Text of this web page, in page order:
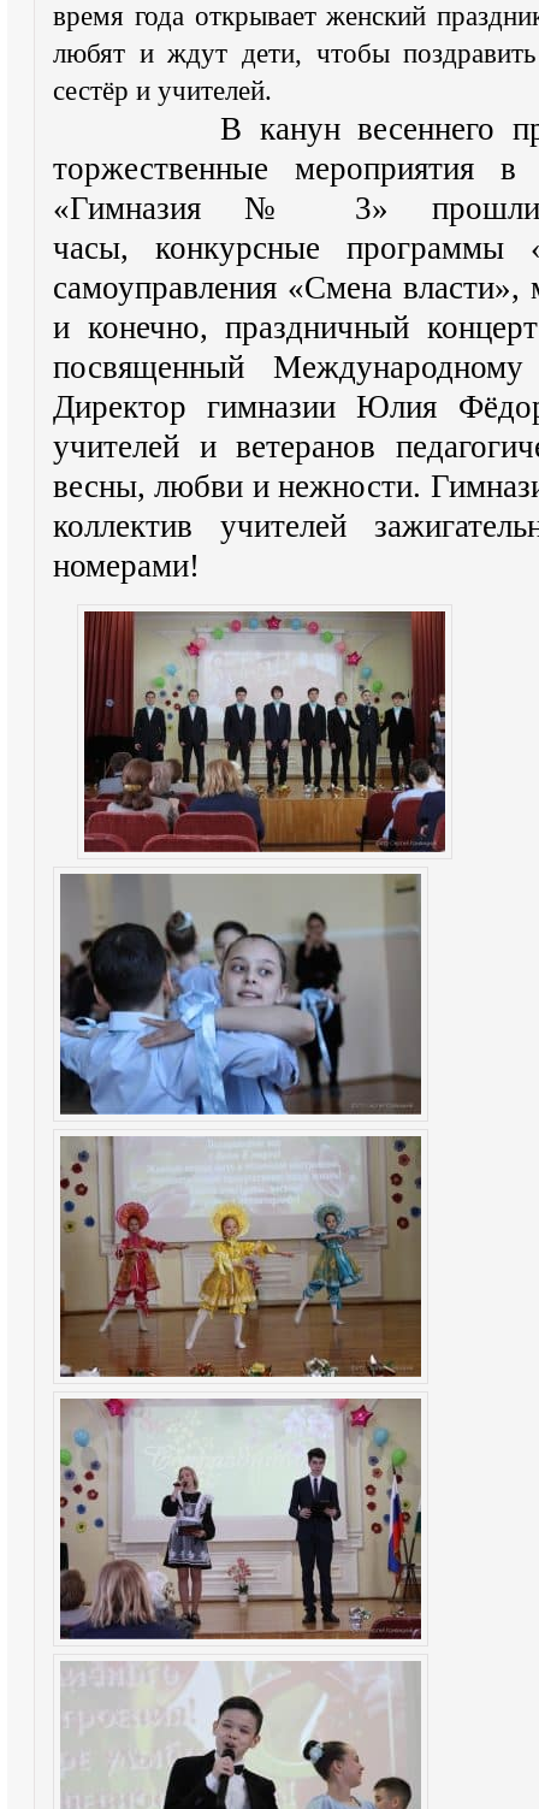
время года открывает женский
любят и ждут дети, чтобы
сестёр и учителей.
В канун весеннего
торжественные
«Гимназия № 3» прошли
часы, конкурсные
самоуправления «Смена власти»,
и конечно, праздничный
посвященный
Директор гимназии Юлия
учителей и ветеранов
весны, любви и нежности.
коллектив учителей
номерами!